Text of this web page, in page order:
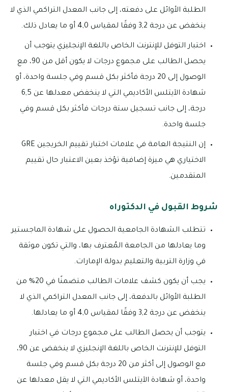
الطلبة الأوائل على دفعته، إلى جانب المعدل التراكمي الذي لا
ينخفض عن درجة 3,2 وفقًا لمقياس 4,0 أو ما يعادل ذلك.
اختبار التوفل للإنترنت الخاص باللغة الإنجليزي يتوجب أن
يحصل الطالب على مجموع درجات لا يكون أقل من 90، مع
الوصول إلى 20 درجة فأكثر بكل قسم وفي جلسة واحدة، أو
شهادة الآيتلس الأكاديمي التي لا ينخفض معدلها عن 6,5
درجة، إلى جانب تسجيل ستة درجات فأكثر بكل قسم وفي
جلسة واحدة.
إن النتيجة العامة في علامات اختبار تقييم الخريجين GRE
الاختياري هي ميزة إضافية تؤخذ بعين الاعتبار حال تقييم
المتقدمين.
شروط القبول في الدكتوراه
تتطلب الشهادة الجامعية الحصول على شهادة الماجستير
وما يعادلها من الجامعة المُعترف بها، والتي تكون موثقة
في وزارة التربية والتعليم بدولة الإمارات.
يجب أن يكون كشف علامات الطالب متضمنًا في 20% من
الطلبة الأوائل بالدفعة، إلى جانب المعدل التراكمي الذي لا
ينخفض عن درجة 3,2 وفقًا لمقياس 4,0 أو ما يعادلها.
يتوجب أن يحصل الطالب على مجموع درجات في اختبار
التوفل للإنترنت الخاص باللغة الإنجليزي لا ينخفض عن 90،
مع الوصول إلى أكثر من 20 درجة بكل قسم وفي جلسة
واحدة، أو شهادة الآيتلس الأكاديمي التي لا يقل معدلها عن